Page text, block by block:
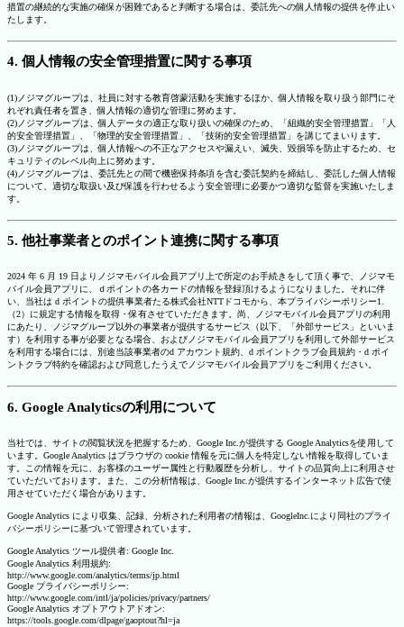
措置の継続的な実施の確保が困難であると判断する場合は、委託先への個人情報の提供を停止い
たします。
4. 個人情報の安全管理措置に関する事項
(1)ノジマグループは、社員に対する教育啓蒙活動を実施するほか、個人情報を取り扱う部門にそ
れぞれ責任者を置き、個人情報の適切な管理に努めます。
(2)ノジマグループは、個人データの適正な取り扱いの確保のため、「組織的安全管理措置」「人
的安全管理措置」、「物理的安全管理措置」、「技術的安全管理措置」を講じてまいります。
(3)ノジマグループは、個人情報への不正なアクセスや漏えい、滅失、毀損等を防止するため、セ
キュリティのレベル向上に努めます。
(4)ノジマグループは、委託先との間で機密保持条項を含む委託契約を締結し、委託した個人情報
について、適切な取扱い及び保護を行わせるよう安全管理に必要かつ適切な監督を実施いたしま
す。
5. 他社事業者とのポイント連携に関する事項
2024 年 6 月 19 日よりノジマモバイル会員アプリ上で所定のお手続きをして頂く事で、ノジマモ
バイル会員アプリに、ｄポイントの各カードの情報を登録頂けるようになりました。それに伴
い、当社は d ポイントの提供事業者たる株式会社NTTドコモから、本プライバシーポリシー1.
（2）に規定する情報を取得・保有させていただきます。尚、ノジマモバイル会員アプリの利用
にあたり、ノジマグループ以外の事業者が提供するサービス（以下、「外部サービス」といいま
す）を利用する事が必要となる場合、およびノジマモバイル会員アプリを利用して外部サービス
を利用する場合には、別途当該事業者のd アカウント規約、d ポイントクラブ会員規約・d ポイ
ントクラブ特約を確認および同意したうえでノジマモバイル会員アプリをご利用ください。
6. Google Analyticsの利用について
当社では、サイトの閲覧状況を把握するため、Google Inc.が提供する Google Analyticsを使用して
います。Google Analytics はブラウザの cookie 情報を元に個人を特定しない情報を取得していま
す。この情報を元に、お客様のユーザー属性と行動履歴を分析し、サイトの品質向上に利用させ
ていただいております。また、この分析情報は、Google Inc.が提供するインターネット広告で使
用させていただく場合があります。
Google Analytics により収集、記録、分析された利用者の情報は、GoogleInc.により同社のプライ
バシーポリシーに基づいて管理されています。
Google Analytics ツール提供者: Google Inc.
Google Analytics 利用規約:
http://www.google.com/analytics/terms/jp.html
Google プライバシーポリシー:
http://www.google.com/intl/ja/policies/privacy/partners/
Google Analytics オプトアウトアドオン:
https://tools.google.com/dlpage/gaoptout?hl=ja